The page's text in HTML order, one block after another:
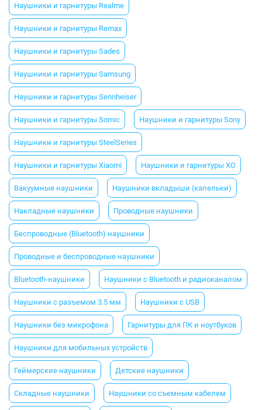
Наушники и гарнитуры Realme
Наушники и гарнитуры Remax
Наушники и гарнитуры Sades
Наушники и гарнитуры Samsung
Наушники и гарнитуры Sennheiser
Наушники и гарнитуры Somic Наушники и гарнитуры Sony
Наушники и гарнитуры SteelSeries
Наушники и гарнитуры Xiaomi Наушники и гарнитуры XO
Вакуумные наушники Наушники вкладыши (капельки)
Накладные наушники Проводные наушники
Беспроводные (Bluetooth) наушники
Проводные и беспроводные наушники
Bluetooth-наушники Наушники с Bluetooth и радиоканалом
Наушники с разъемом 3.5 мм Наушники с USB
Наушники без микрофона Гарнитуры для ПК и ноутбуков
Наушники для мобильных устройств
Геймерские наушники Детские наушники
Складные наушники Наушники со съемным кабелем